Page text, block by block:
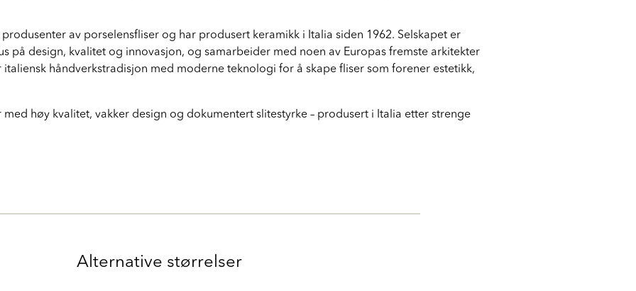
av porselensfliser og har produsert keramikk i Italia siden 1962. Selskapet er
på design, kvalitet og innovasjon, og samarbeider med noen av Europas fremste arkitekter
håndverkstradisjon med moderne teknologi for å skape fliser som forener estetikk,
høy kvalitet, vakker design og dokumentert slitestyrke – produsert i Italia etter strenge
Alternative størrelser